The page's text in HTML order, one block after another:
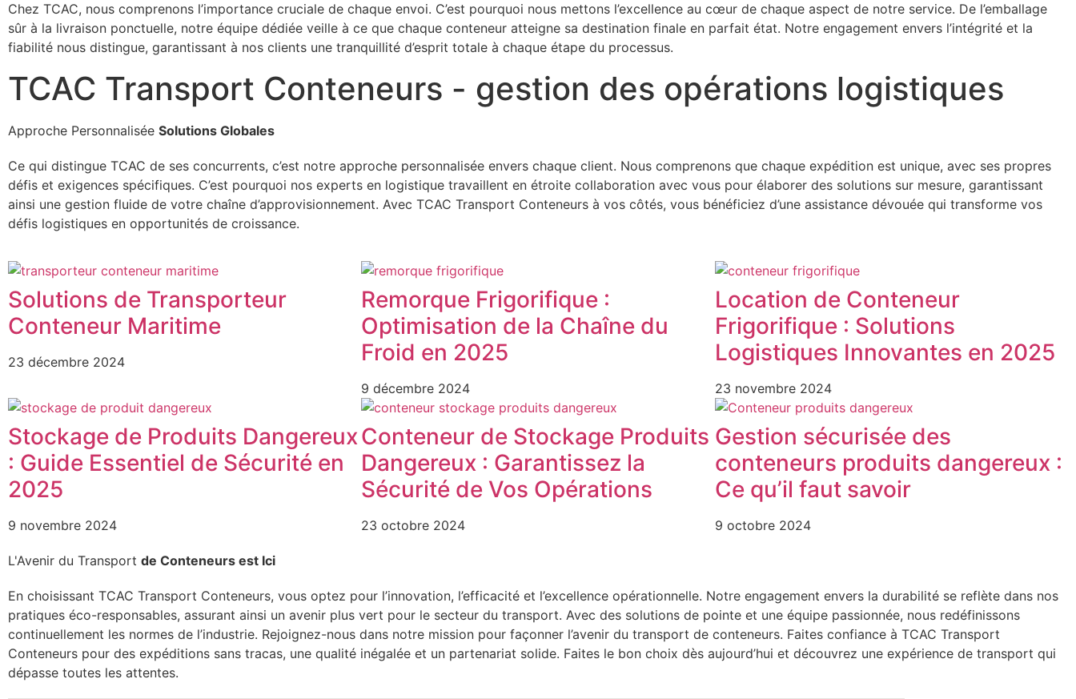
Chez TCAC, nous comprenons l’importance cruciale de chaque envoi. C’est pourquoi nous mettons l’excellence au cœur de chaque aspect de notre service. De l’emballage
sûr à la livraison ponctuelle, notre équipe dédiée veille à ce que chaque conteneur atteigne sa destination finale en parfait état. Notre engagement envers l’intégrité et la
fiabilité nous distingue, garantissant à nos clients une tranquillité d’esprit totale à chaque étape du processus.
TCAC Transport Conteneurs - gestion des opérations logistiques
Approche Personnalisée Solutions Globales
Ce qui distingue TCAC de ses concurrents, c’est notre approche personnalisée envers chaque client. Nous comprenons que chaque expédition est unique, avec ses propres
défis et exigences spécifiques. C’est pourquoi nos experts en logistique travaillent en étroite collaboration avec vous pour élaborer des solutions sur mesure, garantissant
ainsi une gestion fluide de votre chaîne d’approvisionnement. Avec TCAC Transport Conteneurs à vos côtés, vous bénéficiez d’une assistance dévouée qui transforme vos
défis logistiques en opportunités de croissance.
Solutions de Transporteur
Conteneur Maritime
23 décembre 2024
Remorque Frigorifique :
Optimisation de la Chaîne du
Froid en 2025
9 décembre 2024
Location de Conteneur
Frigorifique : Solutions
Logistiques Innovantes en 2025
23 novembre 2024
Stockage de Produits Dangereux
: Guide Essentiel de Sécurité en
2025
9 novembre 2024
Conteneur de Stockage Produits
Dangereux : Garantissez la
Sécurité de Vos Opérations
23 octobre 2024
Gestion sécurisée des
conteneurs produits dangereux :
Ce qu’il faut savoir
9 octobre 2024
L'Avenir du Transport de Conteneurs est Ici
En choisissant TCAC Transport Conteneurs, vous optez pour l’innovation, l’efficacité et l’excellence opérationnelle. Notre engagement envers la durabilité se reflète dans nos
pratiques éco-responsables, assurant ainsi un avenir plus vert pour le secteur du transport. Avec des solutions de pointe et une équipe passionnée, nous redéfinissons
continuellement les normes de l’industrie. Rejoignez-nous dans notre mission pour façonner l’avenir du transport de conteneurs. Faites confiance à TCAC Transport
Conteneurs pour des expéditions sans tracas, une qualité inégalée et un partenariat solide. Faites le bon choix dès aujourd’hui et découvrez une expérience de transport qui
dépasse toutes les attentes.